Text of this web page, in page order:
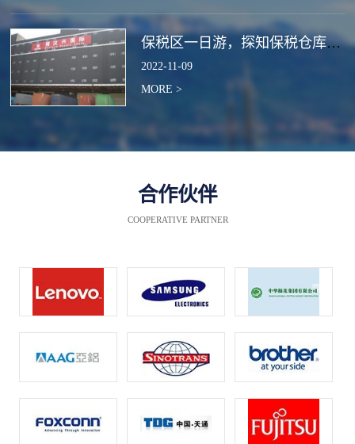
保税区一日游，探知保税仓库的作用
2022-11-09
MORE >
合作伙伴
COOPERATIVE PARTNER